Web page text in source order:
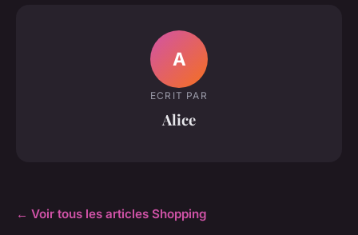
A
ECRIT PAR
Alice
← Voir tous les articles Shopping